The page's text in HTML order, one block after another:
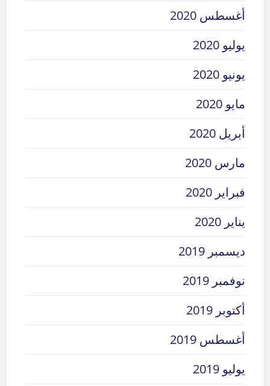
أغسطس 2020
يوليو 2020
يونيو 2020
مايو 2020
أبريل 2020
مارس 2020
فبراير 2020
يناير 2020
ديسمبر 2019
نوفمبر 2019
أكتوبر 2019
أغسطس 2019
يوليو 2019